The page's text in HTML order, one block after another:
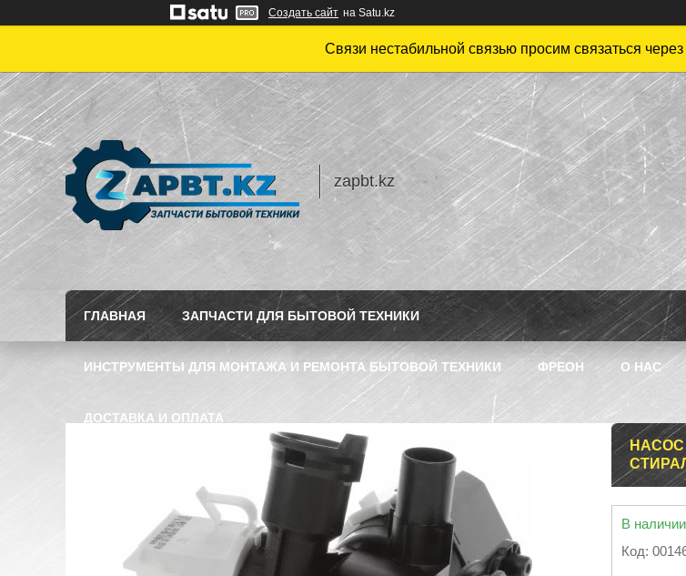
Создать сайт на Satu.kz
Связи нестабильной связью просим связаться
zapbt.kz
ГЛАВНАЯ ЗАПЧАСТИ ДЛЯ БЫТОВОЙ ТЕХНИКИ
ИНСТРУМЕНТЫ ДЛЯ МОНТАЖА И РЕМОНТА БЫТОВОЙ ТЕХНИКИ ФРЕОН О НАС
ДОСТАВКА И ОПЛАТА
НАСОС
В наличии
Код: